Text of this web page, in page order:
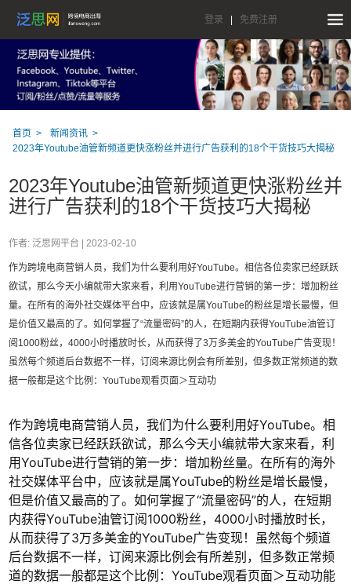
登录 免费注册
首页
新闻资讯
2023年Youtube油管新频道更快涨粉丝并进行广告获利的18个干货技巧大揭秘
2023年Youtube油管新频道更快涨粉丝并
进行广告获利的18个干货技巧大揭秘
作者: 泛思网平台 | 2023-02-10
作为跨境电商营销人员，我们为什么要利用好YouTube。相信各位卖家已经跃跃
欲试，那么今天小编就带大家来看，利用YouTube进行营销的第一步：增加粉丝
量。在所有的海外社交媒体平台中，应该就是属YouTube的粉丝是增长最慢，但
是价值又最高的了。如何掌握了“流量密码”的人，在短期内获得YouTube油管订
阅1000粉丝，4000小时播放时长，从而获得了3万多美金的YouTube广告变现！
虽然每个频道后台数据不一样，订阅来源比例会有所差别，但多数正常频道的数
据一般都是这个比例：YouTube观看页面＞互动功
作为跨境电商营销人员，我们为什么要利用好YouTube。相
信各位卖家已经跃跃欲试，那么今天小编就带大家来看，利
用YouTube进行营销的第一步：增加粉丝量。在所有的海外
社交媒体平台中，应该就是属YouTube的粉丝是增长最慢，
但是价值又最高的了。如何掌握了“流量密码”的人，在短期
内获得YouTube油管订阅1000粉丝，4000小时播放时长，
从而获得了3万多美金的YouTube广告变现！虽然每个频道
后台数据不一样，订阅来源比例会有所差别，但多数正常频
道的数据一般都是这个比例：YouTube观看页面＞互动功能